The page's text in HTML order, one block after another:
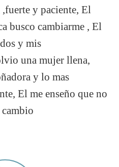
y paciente, El
busco cambiarme , El
y mis
una mujer llena,
y lo mas
El me enseño que no
cambio